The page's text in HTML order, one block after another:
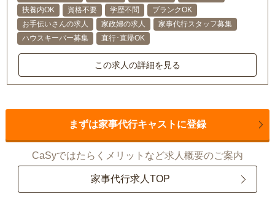
扶養内OK
資格不要 学歴不問
ブランクOK
お手伝いさんの求人
家政婦の求人
家事代行スタッフ募集
ハウスキーパー募集
直行･直帰OK
この求人の詳細を見る
まずは家事代行キャストに登録
CaSyではたらくメリットなど求人概要のご案内
家事代行求人TOP